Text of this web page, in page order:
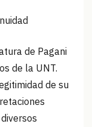
de Pagani
de la UNT.
de su